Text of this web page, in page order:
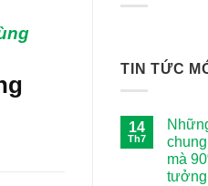
TIN TỨC
14
Th7
mà
tưởng